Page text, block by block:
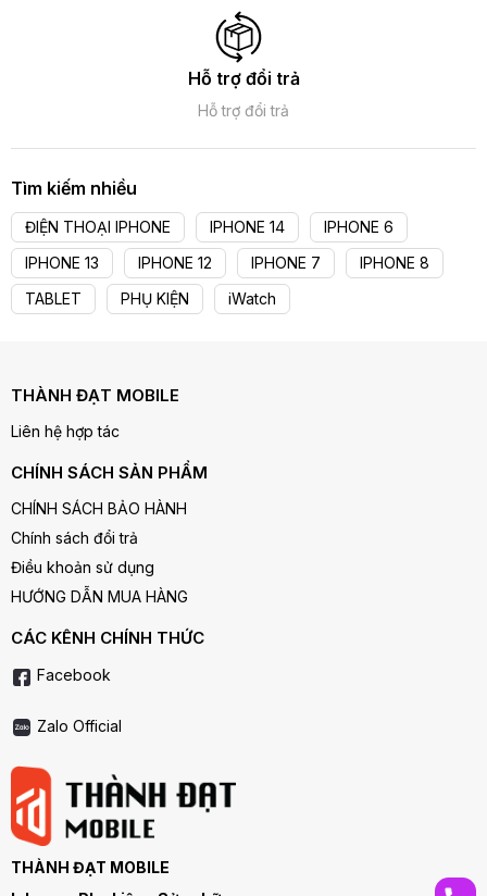
Hỗ trợ đổi trả
Hỗ trợ đổi trả
Tìm kiếm nhiều
ĐIỆN THOẠI IPHONE IPHONE 14
IPHONE 6
IPHONE 13
IPHONE 12 IPHONE 7
IPHONE 8
TABLET
PHỤ KIỆN iWatch
THÀNH ĐẠT MOBILE
Liên hệ hợp tác
CHÍNH SÁCH SẢN PHẨM
CHÍNH SÁCH BẢO HÀNH
Chính sách đổi trả
Điều khoản sử dụng
HƯỚNG DẪN MUA HÀNG
CÁC KÊNH CHÍNH THỨC
Facebook
Zalo Official
THÀNH ĐẠT MOBILE